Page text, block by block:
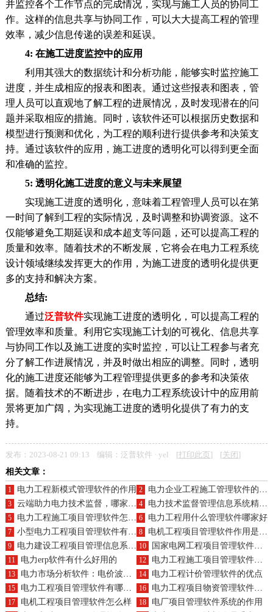
并监控各个工作节点的完成情况，实现与施工人员的协同工
作。这样的信息共享与协同工作，可以大大提高工程的管理
效率，减少信息传递的误差和延误。
4: 在施工进度监控中的应用
利用其强大的数据统计和分析功能，能够实时监控施工
进度，并生成相应的报表和图表。通过这些报表和图表，管
理人员可以直观地了解工程的进展情况，及时发现潜在的问
题并采取相应的措施。同时，该软件还可以根据历史数据和
模型进行预测和优化，为工程的顺利进行提供参考和决策支
持。通过该软件的应用，施工进度的透明化可以得到更全面
和准确的监控。
5: 透明化施工进度的意义与未来展望
实现施工进度的透明化，意味着工程管理人员可以在第
一时间了解到工程的实际情况，及时调整和协调资源。这不
仅能够避免工期延误和成本超支等问题，还可以提高工程的
质量和效率。随着技术的不断发展，它将会在电力工程系统
设计领域继续发挥更大的作用，为施工进度的透明化提供更
多的支持和解决方案。
总结:
通过泛普软件实现施工进度的透明化，可以提高工程的
管理效率和质量。利用它实现施工计划的可视化、信息共享
与协同工作以及施工进度的实时监控，可以让工程参与者充
分了解工作进展情况，并及时做出相应的调整。同时，透明
化的施工进度还能够为工程管理提供更多的参考和决策依
据。随着技术的不断进步，在电力工程系统设计中的应用前
景将更加广阔，为实现施工进度的透明化提供了有力的支
持。
发布：2023-08-21 09:13 编辑：泛普软件 · yel [打印此页] [关闭 ]
相关文章：
1 电力工程新模式管理软件的作用 2 电力企业工程施工管理软件的好处
3 云端助力电力技术监督，哪家系统更出色？价格合理购买无忧 4 电力技术监督管理信息系统精选，提升效率就选它！价格透明购买易
5 电力工程施工项目管理软件怎么样 6 电力工程用什么管理软件哪家好
7 小型电力工程项目管理软件有哪些好处 8 电机工程项目管理软件作用是什么
9 电力建设工程项目管理信息系统有哪些核心功能 10 国家电网工程项目管理软件有哪些功能
11 电力erp软件有什么好用的 12 电力工程施工项目管理软件的优点
13 电力市场分析软件：电价波动，市场变幻，交易复杂，风险难测，别担心，我们一键搞定 14 电力工程计价管理软件的优点
15 电力工程项目管理软件有哪些功能 16 电力工程项目物资管理软件的优点
17 电机工程项目管理软件怎么样 18 电厂项目管理软件系统的作用